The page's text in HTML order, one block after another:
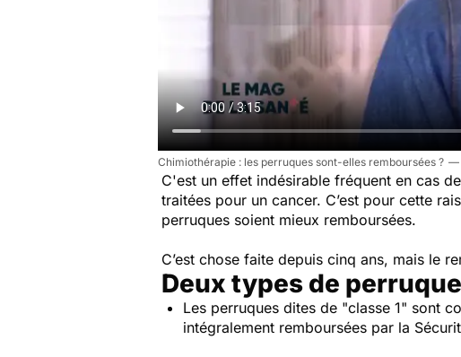
Chimiothérapie : les perruques sont-elles remboursées ?
C'est un effet indésirable fréquent en cas
traitées pour un cancer. C’est pour cette
perruques soient mieux remboursées.
C’est chose faite depuis cinq ans, mais le
Deux types de
Les perruques dites de "classe 1" sont
intégralement remboursées par la